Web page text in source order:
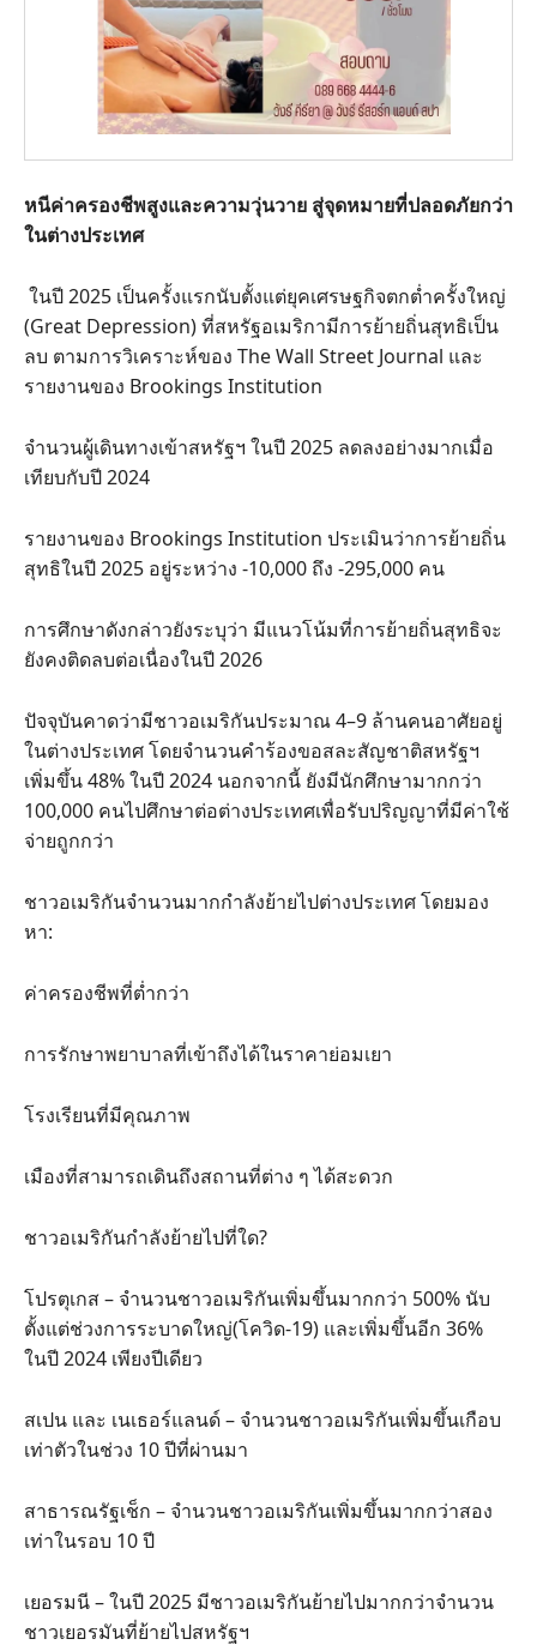
หนีค่าครองชีพสูงและความวุ่นวาย สู่จุดหมายที่ปลอดภัยกว่า
ในต่างประเทศ
ในปี 2025 เป็นครั้งแรกนับตั้งแต่ยุคเศรษฐกิจตกต่ำครั้งใหญ่
(Great Depression) ที่สหรัฐอเมริกามีการย้ายถิ่นสุทธิเป็น
ลบ ตามการวิเคราะห์ของ The Wall Street Journal และ
รายงานของ Brookings Institution
จำนวนผู้เดินทางเข้าสหรัฐฯ ในปี 2025 ลดลงอย่างมากเมื่อ
เทียบกับปี 2024
รายงานของ Brookings Institution ประเมินว่าการย้ายถิ่น
สุทธิในปี 2025 อยู่ระหว่าง -10,000 ถึง -295,000 คน
การศึกษาดังกล่าวยังระบุว่า มีแนวโน้มที่การย้ายถิ่นสุทธิจะ
ยังคงติดลบต่อเนื่องในปี 2026
ปัจจุบันคาดว่ามีชาวอเมริกันประมาณ 4–9 ล้านคนอาศัยอยู่
ในต่างประเทศ โดยจำนวนคำร้องขอสละสัญชาติสหรัฐฯ
เพิ่มขึ้น 48% ในปี 2024 นอกจากนี้ ยังมีนักศึกษามากกว่า
100,000 คนไปศึกษาต่อต่างประเทศเพื่อรับปริญญาที่มีค่าใช้
จ่ายถูกกว่า
ชาวอเมริกันจำนวนมากกำลังย้ายไปต่างประเทศ โดยมอง
หา:
ค่าครองชีพที่ต่ำกว่า
การรักษาพยาบาลที่เข้าถึงได้ในราคาย่อมเยา
โรงเรียนที่มีคุณภาพ
เมืองที่สามารถเดินถึงสถานที่ต่าง ๆ ได้สะดวก
ชาวอเมริกันกำลังย้ายไปที่ใด?
โปรตุเกส – จำนวนชาวอเมริกันเพิ่มขึ้นมากกว่า 500% นับ
ตั้งแต่ช่วงการระบาดใหญ่(โควิด-19) และเพิ่มขึ้นอีก 36%
ในปี 2024 เพียงปีเดียว
สเปน และ เนเธอร์แลนด์ – จำนวนชาวอเมริกันเพิ่มขึ้นเกือบ
เท่าตัวในช่วง 10 ปีที่ผ่านมา
สาธารณรัฐเช็ก – จำนวนชาวอเมริกันเพิ่มขึ้นมากกว่าสอง
เท่าในรอบ 10 ปี
เยอรมนี – ในปี 2025 มีชาวอเมริกันย้ายไปมากกว่าจำนวน
ชาวเยอรมันที่ย้ายไปสหรัฐฯ